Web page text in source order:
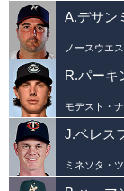
A.デサン
ノースウエ
R.パーキ
モデスト・
J.ベレス
ミネソタ・